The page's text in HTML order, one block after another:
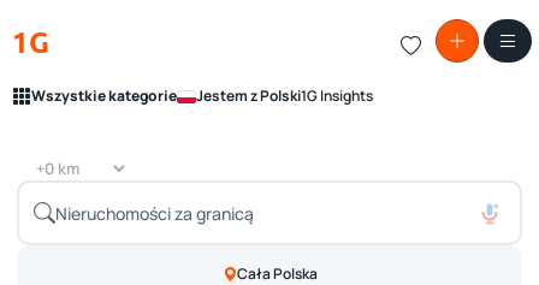
1G
Wszystkie kategorie Jestem z Polski1G Insights
Cała Polska